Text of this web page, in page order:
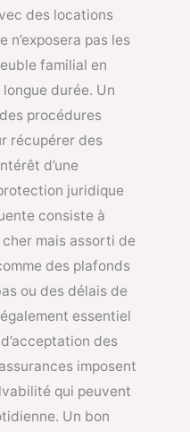
des locations
n’exposera pas les
familial en
durée. Un
procédures
récupérer des
d’une
juridique
consiste à
mais assorti de
des plafonds
ou des délais de
essentiel
des
imposent
qui peuvent
Un bon